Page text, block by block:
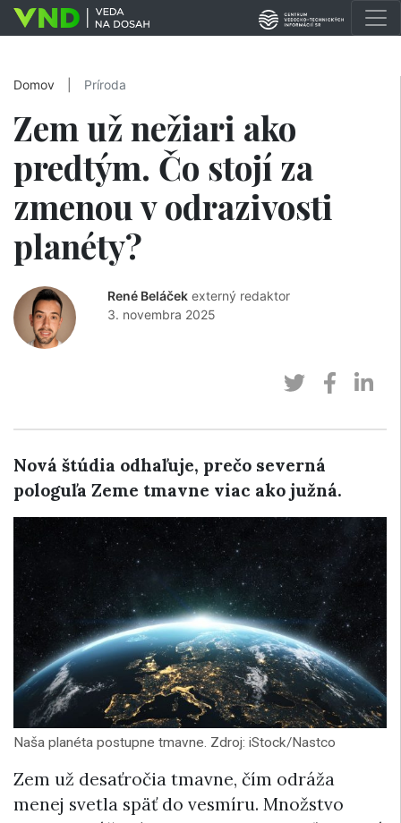
Domov Príroda
Zem už nežiari ako
predtým. Čo stojí za
zmenou v odrazivosti
planéty?
René Beláček externý redaktor
3. novembra 2025
Nová štúdia odhaľuje, prečo severná
pologuľa Zeme tmavne viac ako južná.
Naša planéta postupne tmavne. Zdroj: iStock/Nastco
Zem už desaťročia tmavne, čím odráža
menej svetla späť do vesmíru. Množstvo